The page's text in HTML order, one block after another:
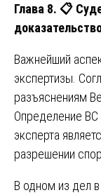
Глава 8. 📋
Важнейший
экспертизы.
разъяснениям
Определение
эксперта
разрешении
В одном из дел